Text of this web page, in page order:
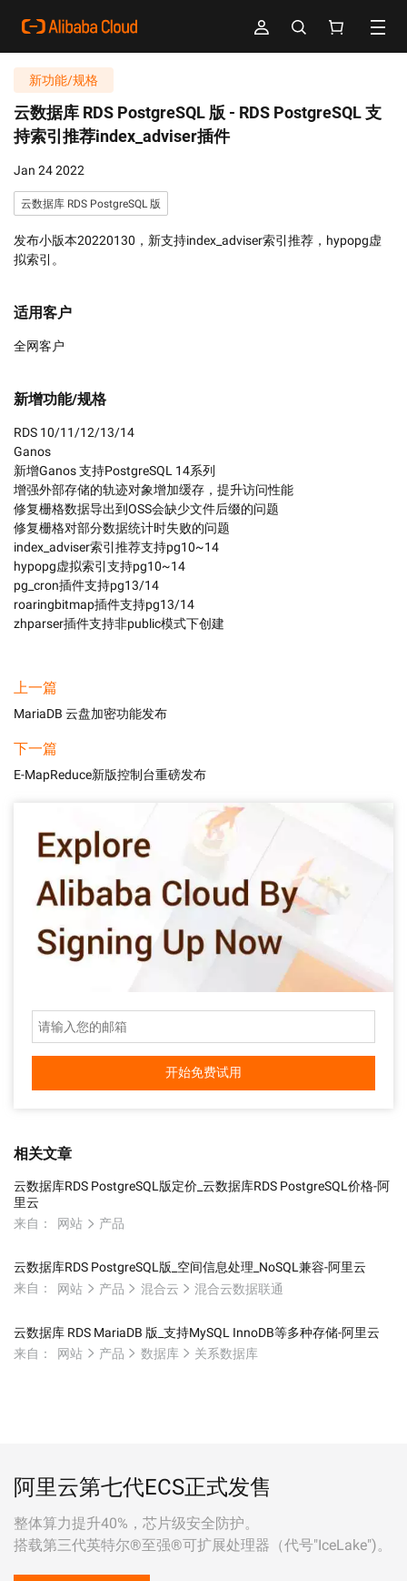
新功能/规格
云数据库 RDS PostgreSQL 版 - RDS PostgreSQL 支
持索引推荐index_adviser插件
Jan 24 2022
云数据库 RDS PostgreSQL 版
发布小版本20220130，新支持index_adviser索引推荐，hypopg虚
拟索引。
适用客户
全网客户
新增功能/规格
RDS 10/11/12/13/14
Ganos
新增Ganos 支持PostgreSQL 14系列
增强外部存储的轨迹对象增加缓存，提升访问性能
修复栅格数据导出到OSS会缺少文件后缀的问题
修复栅格对部分数据统计时失败的问题
index_adviser索引推荐支持pg10~14
hypopg虚拟索引支持pg10~14
pg_cron插件支持pg13/14
roaringbitmap插件支持pg13/14
zhparser插件支持非public模式下创建
上一篇
MariaDB 云盘加密功能发布
下一篇
E-MapReduce新版控制台重磅发布
开始免费试用
相关文章
云数据库RDS PostgreSQL版定价_云数据库RDS PostgreSQL价格-阿
里云
来自：
网站 产品
云数据库RDS PostgreSQL版_空间信息处理_NoSQL兼容-阿里云
来自：
网站 产品 混合云 混合云数据联通
云数据库 RDS MariaDB 版_支持MySQL InnoDB等多种存储-阿里云
来自：
网站 产品 数据库 关系数据库
阿里云第七代ECS正式发售
整体算力提升40%，芯片级安全防护。
搭载第三代英特尔®至强®可扩展处理器（代号"IceLake")。